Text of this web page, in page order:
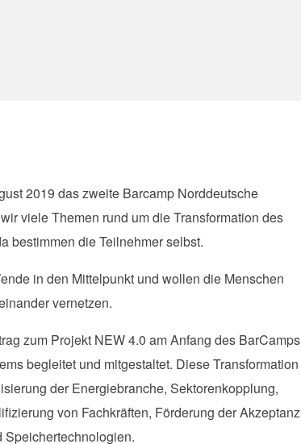
2019 das zweite Barcamp Norddeutsche
viele Themen rund um die Transformation des
bestimmen die Teilnehmer selbst.
in den Mittelpunkt und wollen die Menschen
vernetzen.
zum Projekt NEW 4.0 am Anfang des BarCamps
begleitet und mitgestaltet. Diese Transformation
der Energiebranche, Sektorenkopplung,
von Fachkräften, Förderung der Akzeptanz
Speichertechnologien.